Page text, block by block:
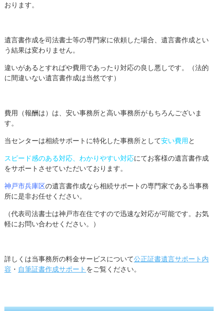
おります。
遺言書作成を司法書士等の専門家に依頼した場合、遺言書作成とい
う結果は変わりません。
違いがあるとすればや費用であったり対応の良し悪しです。（法的
に間違いない遺言書作成は当然です）
費用（報酬は）は、安い事務所と高い事務所がもちろんございま
す。
当センターは相続サポートに特化した事務所として安い費用 と
スピード感のある対応、わかりやすい対応にてお客様の遺言書作成
をサポートさせていただいております。
神戸市兵庫区の遺言書作成なら相続サポートの専門家である当事務
所に是非お任せください。
（代表司法書士は神戸市在住ですので迅速な対応が可能です。お気
軽にお問い合わせください。）
詳しくは当事務所の料金サービスについて公正証書遺言サポート内
容 ・ 自筆証書作成サポート をご覧ください。